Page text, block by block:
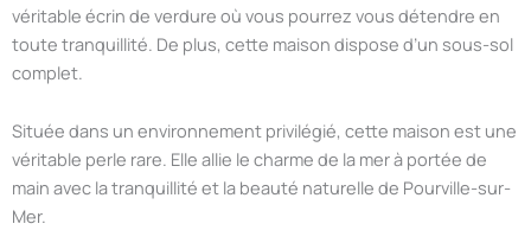
véritable écrin de verdure où vous pourrez vous détendre en
toute tranquillité. De plus, cette maison dispose d’un sous-sol
complet.
Située dans un environnement privilégié, cette maison est une
véritable perle rare. Elle allie le charme de la mer à portée de
main avec la tranquillité et la beauté naturelle de Pourville-sur-
Mer.